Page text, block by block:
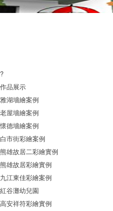
?
作品展示
雅湖墻繪案例
老屋墻繪案例
懷德墻繪案例
白市街彩繪案例
熊雄故居二彩繪實例
熊雄故居彩繪實例
九江東佳彩繪案例
紅谷灘幼兒園
高安祥符彩繪實例